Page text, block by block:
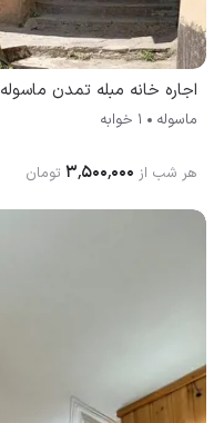
اجاره خانه مبله تمدن ماسوله
ماسوله 1 خوابه
هر شب از ۳٬۵۰۰٬۰۰۰ تومان